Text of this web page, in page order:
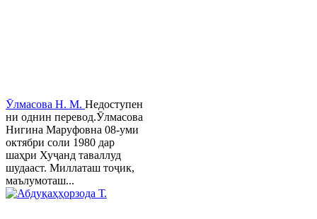
Ӯлмасова Н. М. Недоступен
ни однин перевод.Ӯлмасова
Нигина Маруфовна 08-уми
октябри соли 1980 дар
шаҳри Хуҷанд таваллуд
шудааст. Миллаташ тоҷик,
маълумоташ...